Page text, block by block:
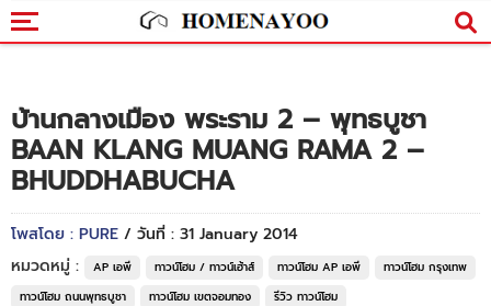
บ้านกลางเมือง พระราม 2 – พุทธบูชา
BAAN KLANG MUANG RAMA 2 –
BHUDDHABUCHA
โพสโดย : PURE / วันที่ : 31 January 2014
หมวดหมู่ :
AP เอพี ทาวน์โฮม / ทาวน์เฮ้าส์ ทาวน์โฮม AP เอพี
ทาวน์โฮม กรุงเทพ
ทาวน์โฮม ถนนพุทธบูชา
ทาวน์โฮม เขตจอมทอง รีวิว ทาวน์โฮม